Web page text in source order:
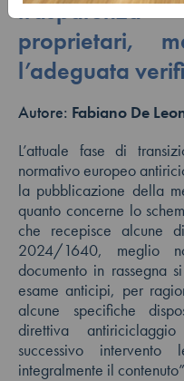
proprietari,
l’adeguata
Autore: Fabiano De
L’attuale fase di
normativo europeo
la pubblicazione della
quanto concerne lo
che recepisce alcune
2024/1640, meglio
documento in rassegna
esame anticipi, per
alcune specifiche
direttiva
successivo
integralmente il